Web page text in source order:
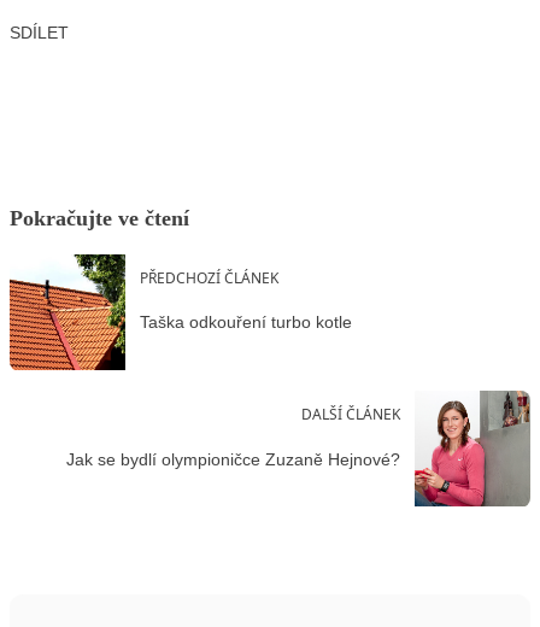
SDÍLET
Pokračujte ve čtení
PŘEDCHOZÍ ČLÁNEK
Taška odkouření turbo kotle
DALŠÍ ČLÁNEK
Jak se bydlí olympioničce Zuzaně Hejnové?